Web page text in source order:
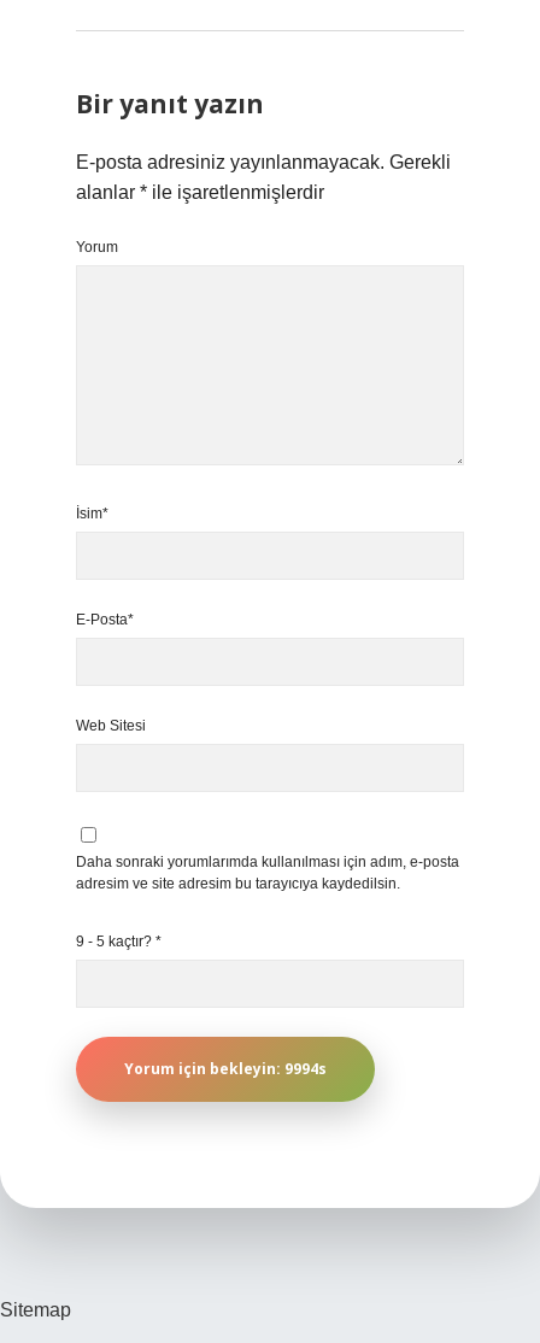
Bir yanıt yazın
E-posta adresiniz yayınlanmayacak. Gerekli
alanlar * ile işaretlenmişlerdir
Yorum
İsim*
E-Posta*
Web Sitesi
Daha sonraki yorumlarımda kullanılması için adım, e-posta
adresim ve site adresim bu tarayıcıya kaydedilsin.
9 - 5 kaçtır? *
Sitemap